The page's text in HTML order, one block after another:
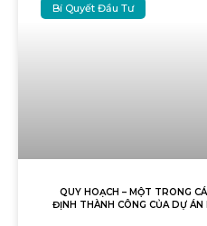
Bí Quyết Đầu Tư
QUY HOẠCH – MỘT TRONG
ĐỊNH THÀNH CÔNG CỦA DỰ